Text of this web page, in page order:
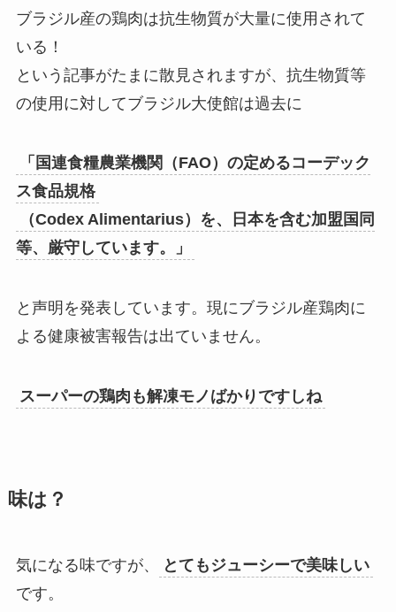
ブラジル産の鶏肉は抗生物質が大量に使用されて
いる！
という記事がたまに散見されますが、抗生物質等
の使用に対してブラジル大使館は過去に
「国連食糧農業機関（FAO）の定めるコーデック
ス食品規格
（Codex Alimentarius）を、日本を含む加盟国同
等、厳守しています。」
と声明を発表しています。現にブラジル産鶏肉に
よる健康被害報告は出ていません。
スーパーの鶏肉も解凍モノばかりですしね
味は？
気になる味ですが、
とてもジューシーで美味しい
です。